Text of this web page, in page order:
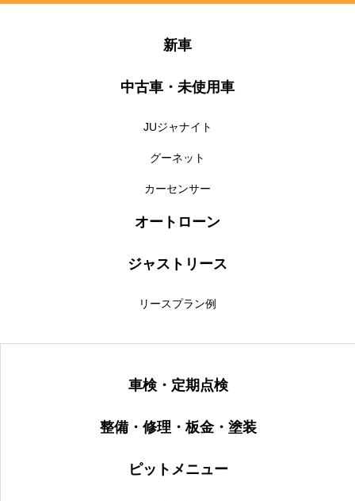
新車
中古車・未使用車
JUジャナイト
グーネット
カーセンサー
オートローン
ジャストリース
リースプラン例
車検・定期点検
整備・修理・板金・塗装
ピットメニュー